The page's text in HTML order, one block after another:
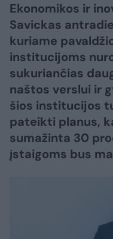
Ekonomikos ir
Savickas
kuriame
institucijoms
sukuriančias
naštos verslui ir
šios institucijos
pateikti planus,
sumažinta 30
įstaigoms bus